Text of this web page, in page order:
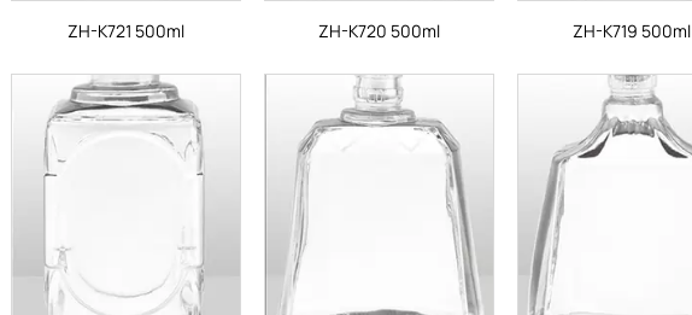
ZH-K721 500ml ZH-K720 500ml ZH-K719 500ml